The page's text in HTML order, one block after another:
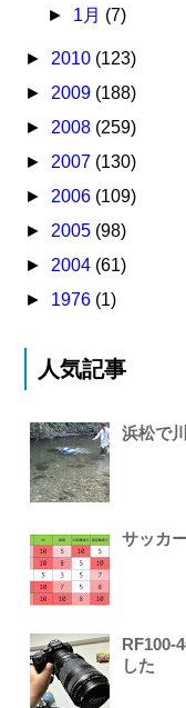
► 1月 (7)
► 2010 (123)
► 2009 (188)
► 2008 (259)
► 2007 (130)
► 2006 (109)
► 2005 (98)
► 2004 (61)
► 1976 (1)
人気記事
浜松で
サッカ
RF100-
した